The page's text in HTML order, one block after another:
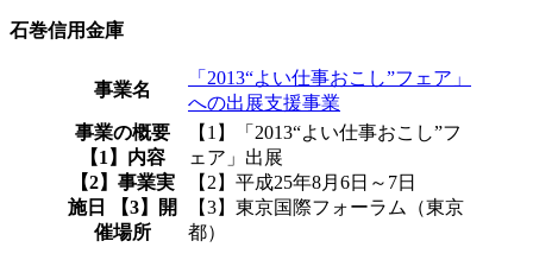
石巻信用金庫
事業名
「2013“よい仕事おこし”フェア」
への出展支援事業
事業の概要
【1】内容
【2】事業実
施日 【3】開
催場所
【1】「2013“よい仕事おこし”フ
ェア」出展
【2】平成25年8月6日～7日
【3】東京国際フォーラム（東京
都）